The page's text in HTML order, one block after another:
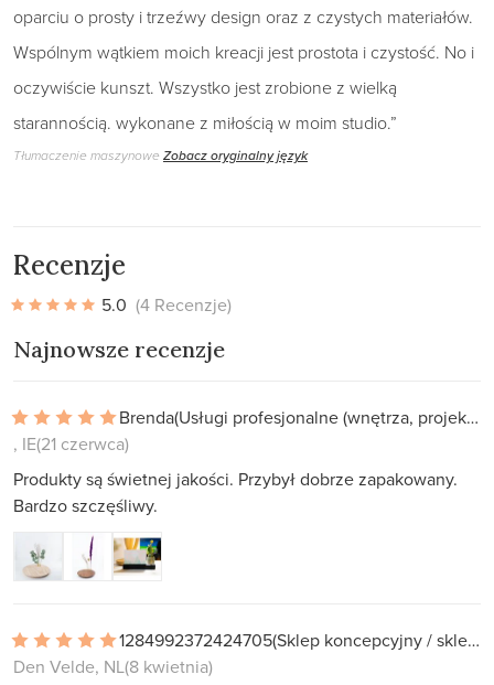
oparciu o prosty i trzeźwy design oraz z czystych materiałów.
Wspólnym wątkiem moich kreacji jest prostota i czystość. No i
oczywiście kunszt. Wszystko jest zrobione z wielką
starannością. wykonane z miłością w moim studio.”
Tłumaczenie maszynowe Zobacz oryginalny język
Recenzje
5.0 (4 Recenzje)
Najnowsze recenzje
Brenda
(Usługi profesjonalne (wnętrza, projekty))
, IE(21 czerwca)
Produkty są świetnej jakości. Przybył dobrze zapakowany.
Bardzo szczęśliwy.
1284992372424705
(Sklep koncepcyjny / sklep z upominkami)
Den Velde, NL(8 kwietnia)